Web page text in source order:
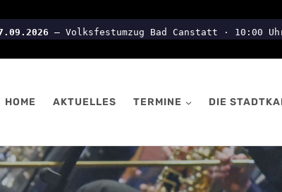
– Volksfestumzug Bad Canstatt · 10:00
HOME AKTUELLES TERMINE DIE